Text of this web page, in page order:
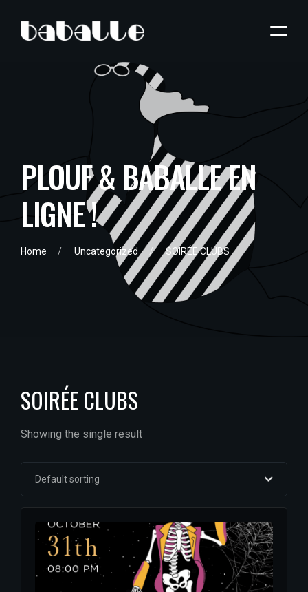
PLOUF& BABALLEEN
LIGNE!
Home Uncategorized SOIRÉE CLUBS
SOIRÉE CLUBS
Showing the single result